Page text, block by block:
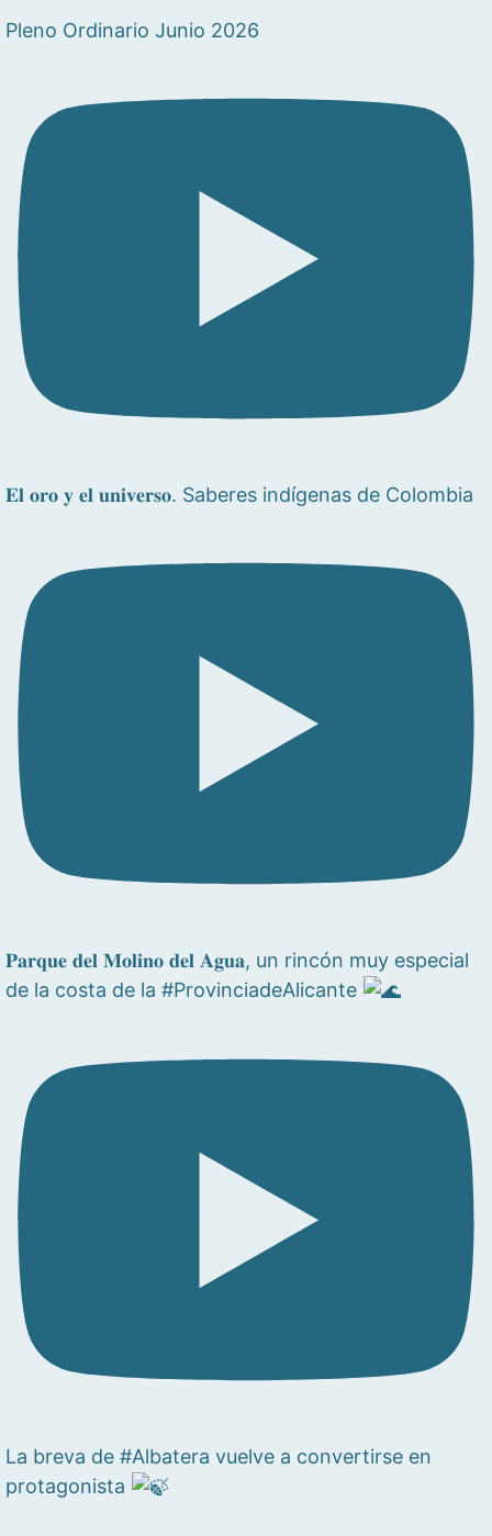
Pleno Ordinario Junio 2026
𝐄𝐥 𝐨𝐫𝐨 𝐲 𝐞𝐥 𝐮𝐧𝐢𝐯𝐞𝐫𝐬𝐨. Saberes indígenas de Colombia
𝐏𝐚𝐫𝐪𝐮𝐞 𝐝𝐞𝐥 𝐌𝐨𝐥𝐢𝐧𝐨 𝐝𝐞𝐥 𝐀𝐠𝐮𝐚, un rincón muy especial
de la costa de la #ProvinciadeAlicante
La breva de #Albatera vuelve a convertirse en
protagonista